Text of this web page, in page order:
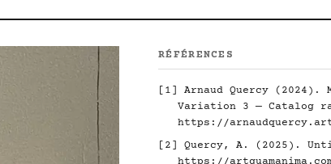
RÉFÉRENCES
[1] Arnaud Quercy (2024).
Variation 3 — Catalog
https://
[2] Quercy, A. (2025).
https://